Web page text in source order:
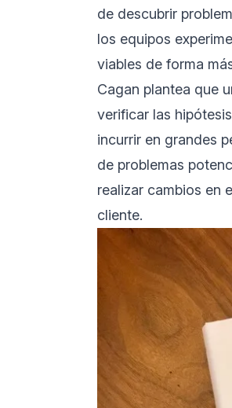
de descubrir
los equipos
viables de forma
Cagan plantea que
verificar las
incurrir en grandes
de problemas
realizar cambios en
cliente.